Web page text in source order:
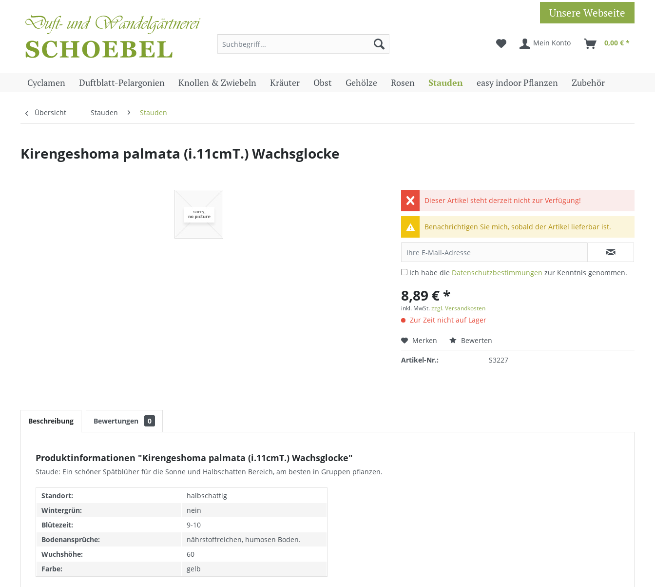
Unsere Webseite
Mein Konto 0,00 € *
Cyclamen Duftblatt-Pelargonien Knollen & Zwiebeln Kräuter Obst Gehölze Rosen Stauden easy indoor Pflanzen Zubehör
Übersicht Stauden Stauden
Kirengeshoma palmata (i.11cmT.) Wachsglocke
Dieser Artikel steht derzeit nicht zur Verfügung!
Benachrichtigen Sie mich, sobald der Artikel lieferbar ist.
Ich habe die Datenschutzbestimmungen zur Kenntnis genommen.
8,89 € *
inkl. MwSt.zzgl. Versandkosten
Zur Zeit nicht auf Lager
Merken Bewerten
Artikel-Nr.: S3227
Beschreibung Bewertungen 0
Produktinformationen "Kirengeshoma palmata (i.11cmT.) Wachsglocke"
Staude: Ein schöner Spätblüher für die Sonne und Halbschatten Bereich, am besten in Gruppen pflanzen.
Standort:
halbschattig
Wintergrün:
nein
Blütezeit:
9-10
Bodenansprüche:
nährstoffreichen, humosen Boden.
Wuchshöhe:
60
Farbe:
gelb